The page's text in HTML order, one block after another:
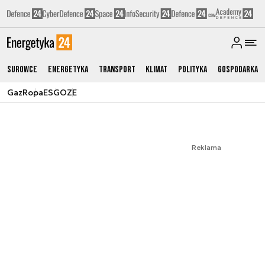
Surowce Energetyka Transport Klimat Polityka Gospodarka
GazRopaESGOZE
Reklama